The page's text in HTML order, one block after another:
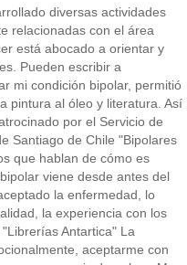
diversas actividades
relacionadas con el área
está abocado a orientar y
Pueden escribir a
mi condición bipolar, permitió
pintura al óleo y literatura. Así
por el Servicio de
Santiago de Chile "Bipolares
que hablan de cómo es
viene desde antes del
la enfermedad, lo
la experiencia con los
Antartica" La
aceptarme con